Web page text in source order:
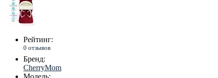
Рейтинг:
0 отзывов
Бренд:
CherryMom